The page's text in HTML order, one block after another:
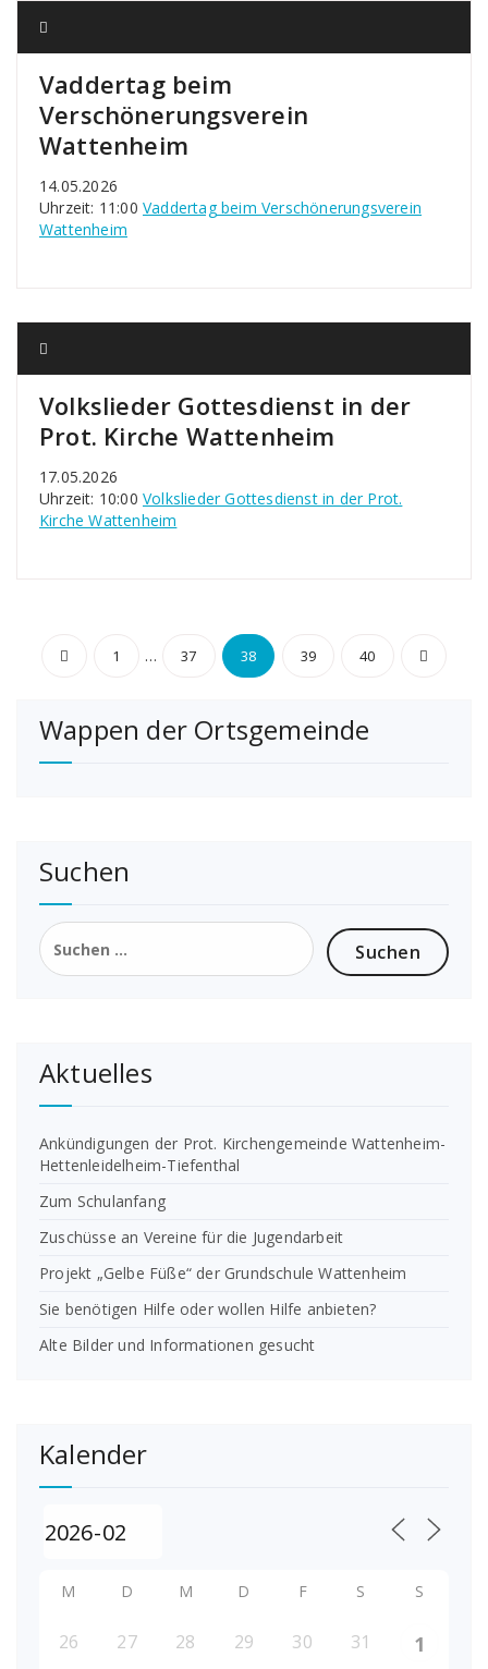
Vaddertag beim
Verschönerungsverein
Wattenheim
14.05.2026
Uhrzeit: 11:00 Vaddertag beim Verschönerungsverein
Wattenheim
Volkslieder Gottesdienst in der
Prot. Kirche Wattenheim
17.05.2026
Uhrzeit: 10:00 Volkslieder Gottesdienst in der Prot.
Kirche Wattenheim
Seitennummerierung
Beiträge
1 … 37 38 39 40
Wappen der Ortsgemeinde
Suchen
Suchen
nach:
Aktuelles
Ankündigungen der Prot. Kirchengemeinde Wattenheim-
Hettenleidelheim-Tiefenthal
Zum Schulanfang
Zuschüsse an Vereine für die Jugendarbeit
Projekt „Gelbe Füße“ der Grundschule Wattenheim
Sie benötigen Hilfe oder wollen Hilfe anbieten?
Alte Bilder und Informationen gesucht
Kalender
M D M D F S S
26 27 28 29 30 31 1